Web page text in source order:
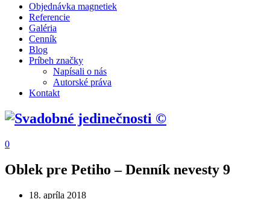
Objednávka magnetiek
Referencie
Galéria
Cenník
Blog
Príbeh značky
Napísali o nás
Autorské práva
Kontakt
0
Oblek pre Petiho – Denník nevesty 9
18. apríla 2018